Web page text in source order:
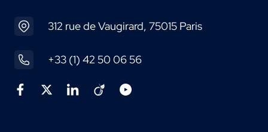
312 rue de Vaugirard, 75015 Paris
+33 (1) 42 50 06 56